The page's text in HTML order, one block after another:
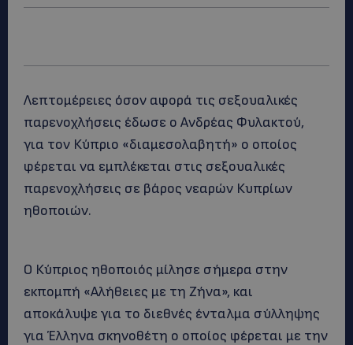
Λεπτομέρειες όσον αφορά τις σεξουαλικές
παρενοχλήσεις έδωσε ο Ανδρέας Φυλακτού,
για τον Κύπριο «διαμεσολαβητή» ο οποίος
φέρεται να εμπλέκεται στις σεξουαλικές
παρενοχλήσεις σε βάρος νεαρών Κυπρίων
ηθοποιών.
Ο Κύπριος ηθοποιός μίλησε σήμερα στην
εκπομπή «Αλήθειες με τη Ζήνα», και
αποκάλυψε για το διεθνές ένταλμα σύλληψης
για Έλληνα σκηνοθέτη ο οποίος φέρεται με την